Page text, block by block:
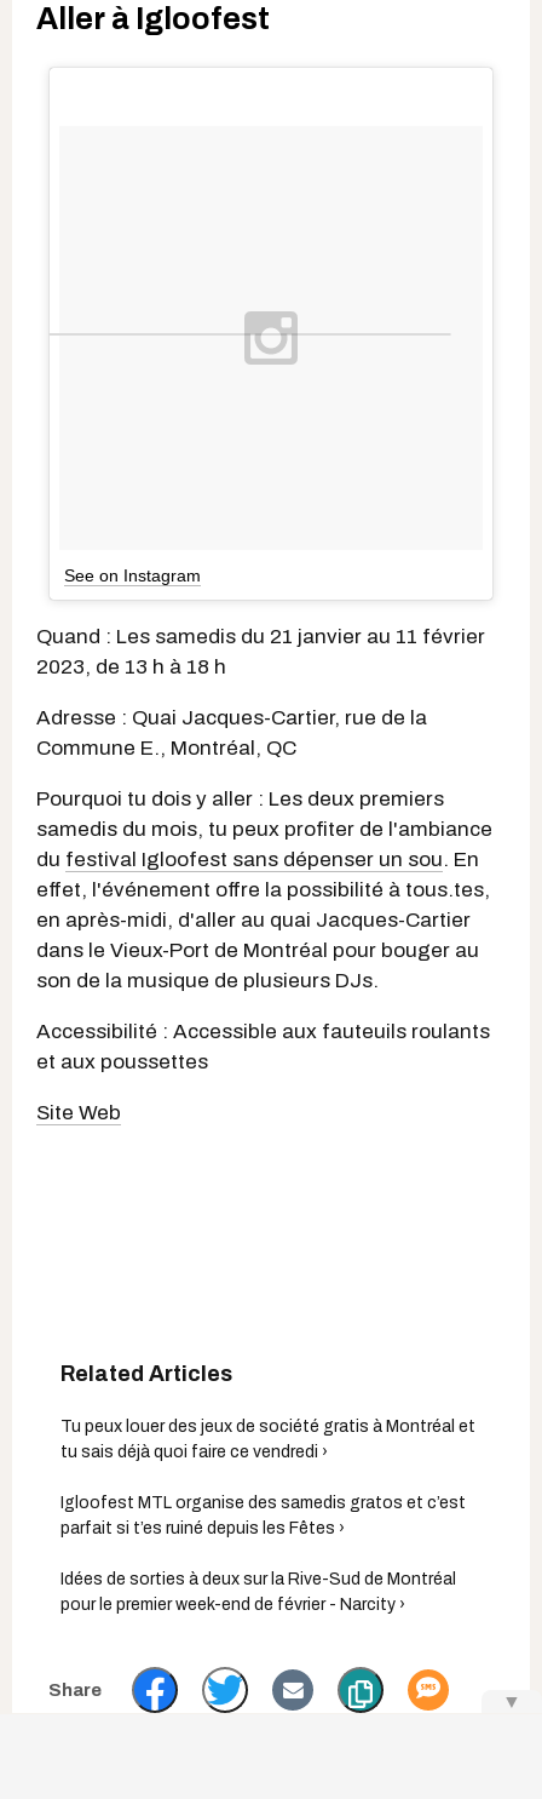
Aller à Igloofest
See on Instagram
Quand : Les samedis du 21 janvier au 11 février
2023, de 13 h à 18 h
Adresse : Quai Jacques-Cartier, rue de la
Commune E., Montréal, QC
Pourquoi tu dois y aller : Les deux premiers
samedis du mois, tu peux profiter de l'ambiance
du festival Igloofest sans dépenser un sou. En
effet, l'événement offre la possibilité à tous.tes,
en après-midi, d'aller au quai Jacques-Cartier
dans le Vieux-Port de Montréal pour bouger au
son de la musique de plusieurs DJs.
Accessibilité : Accessible aux fauteuils roulants
et aux poussettes
Site Web
Tu peux louer des jeux de société gratis à Montréal et
tu sais déjà quoi faire ce vendredi ›
Igloofest MTL organise des samedis gratos et c’est
parfait si t’es ruiné depuis les Fêtes ›
Idées de sorties à deux sur la Rive-Sud de Montréal
pour le premier week-end de février - Narcity ›
▼